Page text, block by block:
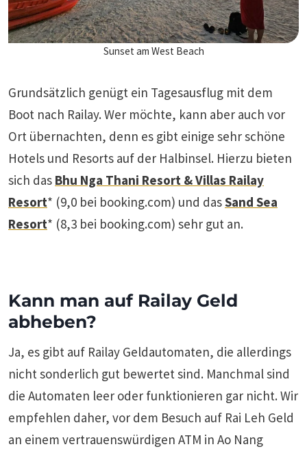
Sunset am West Beach
Grundsätzlich genügt ein Tagesausflug mit dem
Boot nach Railay. Wer möchte, kann aber auch vor
Ort übernachten, denn es gibt einige sehr schöne
Hotels und Resorts auf der Halbinsel. Hierzu bieten
sich das Bhu Nga Thani Resort & Villas Railay
Resort* (9,0 bei booking.com) und dasSand Sea
Resort* (8,3 bei booking.com) sehr gut an.
Kann man auf Railay Geld
abheben?
Ja, es gibt auf Railay Geldautomaten, die allerdings
nicht sonderlich gut bewertet sind. Manchmal sind
die Automaten leer oder funktionieren gar nicht. Wir
empfehlen daher, vor dem Besuch auf Rai Leh Geld
an einem vertrauenswürdigen ATM in Ao Nang